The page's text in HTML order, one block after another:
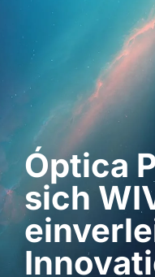
Óptica
sich